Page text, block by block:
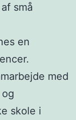
små
en
med
skole i